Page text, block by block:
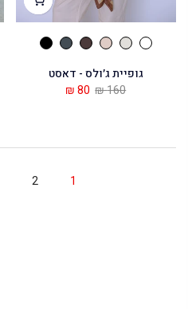
גופיית ג׳ולס - דאסט
160 ₪
80 ₪
1
2